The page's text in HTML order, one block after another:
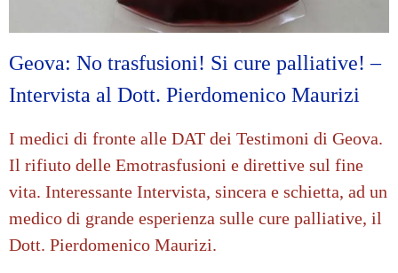
Geova: No trasfusioni! Si cure palliative! –
Intervista al Dott. Pierdomenico Maurizi
I medici di fronte alle DAT dei Testimoni di Geova.
Il rifiuto delle Emotrasfusioni e direttive sul fine
vita. Interessante Intervista, sincera e schietta, ad un
medico di grande esperienza sulle cure palliative, il
Dott. Pierdomenico Maurizi.